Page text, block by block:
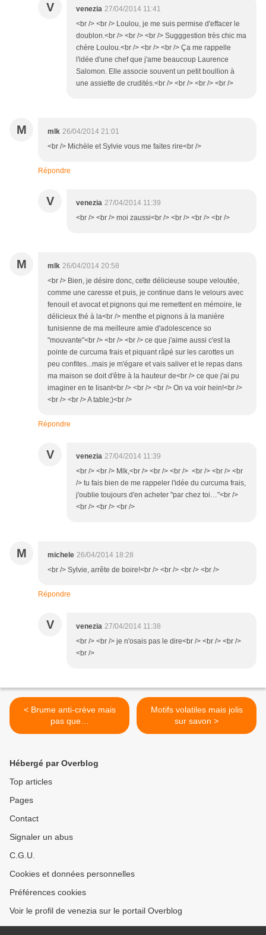
V venezia 27/04/2014 11:41
<br /> <br /> Loulou, je me suis permise d'effacer le
doublon.<br /> <br /> <br /> Sugggestion très chic ma
chère Loulou.<br /> <br /> <br /> Ça me rappelle
l'idée d'une chef que j'ame beaucoup Laurence
Salomon. Elle associe souvent un petit boullion à
une assiette de crudités.<br /> <br /> <br /> <br />
M mlk 26/04/2014 21:01
<br /> Michèle et Sylvie vous me faites rire<br />
Répondre
V venezia 27/04/2014 11:39
<br /> <br /> moi zaussi<br /> <br /> <br /> <br />
M mlk 26/04/2014 20:58
<br /> Bien, je désire donc, cette délicieuse soupe veloutée,
comme une caresse et puis, je continue dans le velours avec
fenouil et avocat et pignons qui me remettent en mémoire, le
délicieux thé à la<br /> menthe et pignons à la manière
tunisienne de ma meilleure amie d'adolescence so
"mouvante"<br /> <br /> <br /> ce que j'aime aussi c'est la
pointe de curcuma frais et piquant râpé sur les carottes un
peu confites...mais je m'égare et vais saliver et le repas dans
ma maison se doit d'être à la hauteur de<br /> ce que j'ai pu
imaginer en te lisant<br /> <br /> <br /> On va voir hein!<br />
<br /> <br /> A table;)<br />
Répondre
V venezia 27/04/2014 11:39
<br /> <br /> Mlk,<br /> <br /> <br /> <br /> <br /> <br
/> tu fais bien de me rappeler l'idée du curcuma frais,
j'oublie toujours d'en acheter "par chez toi…"<br />
<br /> <br /> <br />
M michele 26/04/2014 18:28
<br /> Sylvie, arrête de boire!<br /> <br /> <br /> <br />
Répondre
V venezia 27/04/2014 11:38
<br /> <br /> je n'osais pas le dire<br /> <br /> <br />
<br />
< Brume anti-crève mais
pas que…
Motifs volatiles mais jolis
sur savon >
Hébergé par Overblog
Top articles
Pages
Contact
Signaler un abus
C.G.U.
Cookies et données personnelles
Préférences cookies
Voir le profil de venezia sur le portail Overblog